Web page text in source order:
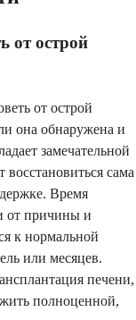
от острой
от острой
она обнаружена и
замечательной
сама
Время
от причины и
к нормальной
или месяцев.
печени,
полноценной,